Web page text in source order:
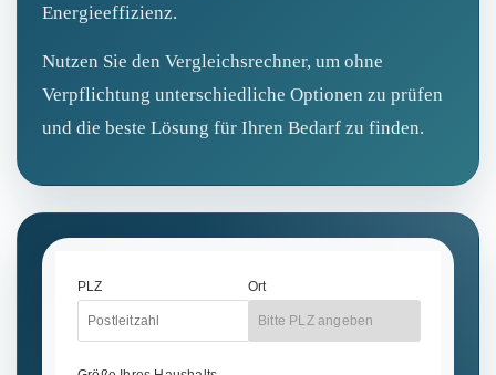
Energieeffizienz.
Nutzen Sie den Vergleichsrechner, um ohne
Verpflichtung unterschiedliche Optionen zu prüfen
und die beste Lösung für Ihren Bedarf zu finden.